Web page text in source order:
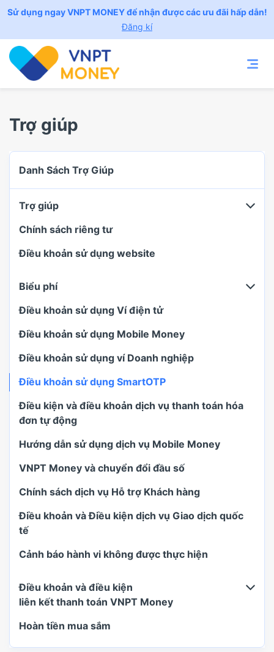
Sử dụng ngay VNPT MONEY để nhận được các ưu đãi hấp dẫn!
Đăng kí
Trợ giúp
Danh Sách Trợ Giúp
Trợ giúp
Chính sách riêng tư
Điều khoản sử dụng website
Biểu phí
Điều khoản sử dụng Ví điện tử
Điều khoản sử dụng Mobile Money
Điều khoản sử dụng ví Doanh nghiệp
Điều khoản sử dụng SmartOTP
Điều kiện và điều khoản dịch vụ thanh toán hóa
đơn tự động
Hướng dẫn sử dụng dịch vụ Mobile Money
VNPT Money và chuyển đổi đầu số
Chính sách dịch vụ Hỗ trợ Khách hàng
Điều khoản và Điều kiện dịch vụ Giao dịch quốc
tế
Cảnh báo hành vi không được thực hiện
Điều khoản và điều kiện
liên kết thanh toán VNPT Money
Hoàn tiền mua sắm